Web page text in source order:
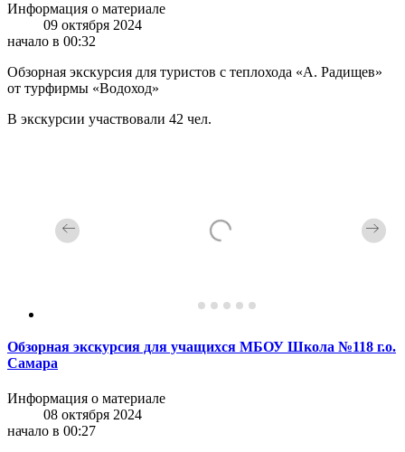
Информация о материале
09 октября 2024
начало в 00:32
Обзорная экскурсия для туристов с теплохода «А. Радищев»
от турфирмы «Водоход»
В экскурсии участвовали 42 чел.
Обзорная экскурсия для учащихся МБОУ Школа №118 г.о.
Самара
Информация о материале
08 октября 2024
начало в 00:27